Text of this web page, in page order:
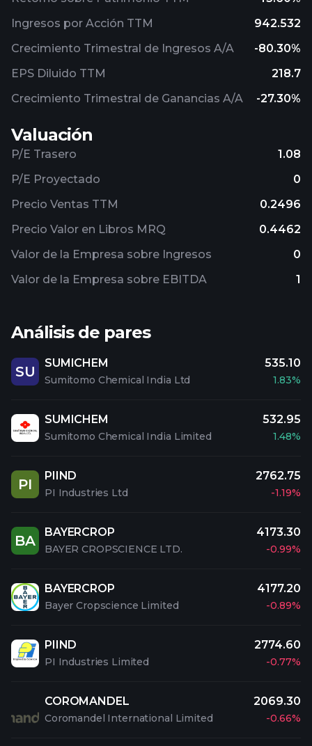
Ingresos por Acción TTM
942.532
Crecimiento Trimestral de Ingresos A/A
-80.30%
EPS Diluido TTM
218.7
Crecimiento Trimestral de Ganancias A/A
-27.30%
Valuación
P/E Trasero
1.08
P/E Proyectado
0
Precio Ventas TTM
0.2496
Precio Valor en Libros MRQ
0.4462
Valor de la Empresa sobre Ingresos
0
Valor de la Empresa sobre EBITDA
1
Análisis de pares
SU
SUMICHEM
Sumitomo Chemical India Ltd
535.10
1.83%
SUMICHEM
Sumitomo Chemical India Limited
532.95
1.48%
PI
PIIND
PI Industries Ltd
2762.75
-1.19%
BA
BAYERCROP
BAYER CROPSCIENCE LTD.
4173.30
-0.99%
BAYERCROP
Bayer Cropscience Limited
4177.20
-0.89%
PIIND
PI Industries Limited
2774.60
-0.77%
COROMANDEL
Coromandel International Limited
2069.30
-0.66%